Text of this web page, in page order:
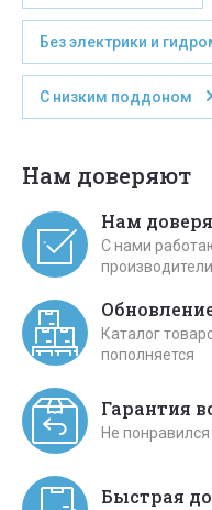
Без электрики и
С низким поддоном
Нам доверяют
Нам
С нами
производители
Каталог
пополняется
Гарантия
Не
Быстрая